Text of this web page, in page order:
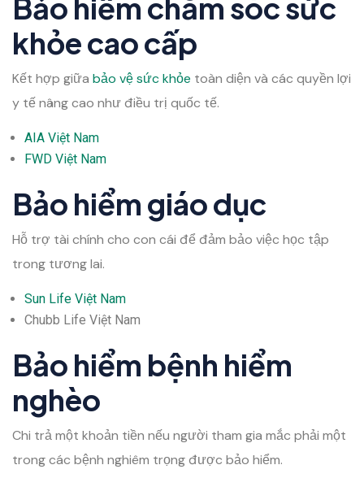
Bảo hiểm chăm sóc sức
khỏe cao cấp
Kết hợp giữa bảo vệ sức khỏe toàn diện và các quyền lợi
y tế nâng cao như điều trị quốc tế.
AIA Việt Nam
FWD Việt Nam
Bảo hiểm giáo dục
Hỗ trợ tài chính cho con cái để đảm bảo việc học tập
trong tương lai.
Sun Life Việt Nam
Chubb Life Việt Nam
Bảo hiểm bệnh hiểm
nghèo
Chi trả một khoản tiền nếu người tham gia mắc phải một
trong các bệnh nghiêm trọng được bảo hiểm.